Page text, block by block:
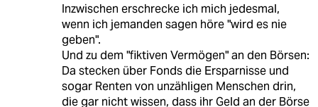
Inzwischen erschrecke ich mich jedesmal,
wenn ich jemanden sagen höre "wird es nie
geben".
Und zu dem "fiktiven Vermögen" an den Börsen:
Da stecken über Fonds die Ersparnisse und
sogar Renten von unzähligen Menschen drin,
die gar nicht wissen, dass ihr Geld an der Börse